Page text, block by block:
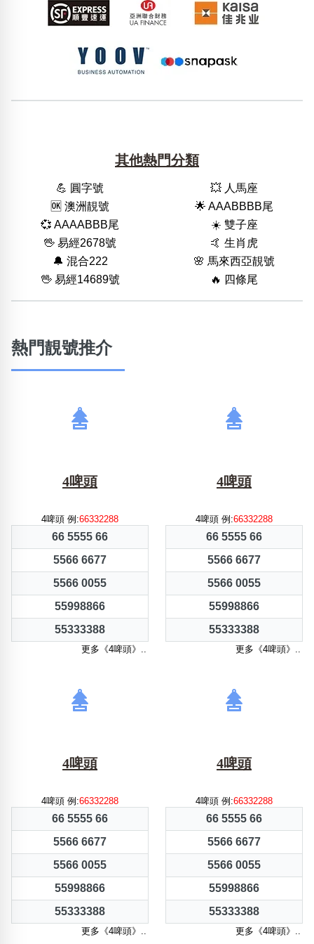
其他熱門分類
💪 圓字號
💥 人馬座
🆗️ 澳洲靚號
🌟 AAABBBB尾
💞 AAAABBB尾
☀️ 雙子座
🖖 易經2678號
🤙 生肖虎
🔔 混合222
🌸 馬來西亞靚號
🖖 易經14689號
🔥 四條尾
熱門靚號推介
4啤頭
4啤頭 例:66332288
66 5555 66
5566 6677
5566 0055
55998866
55333388
更多《4啤頭》..
4啤頭
4啤頭 例:66332288
66 5555 66
5566 6677
5566 0055
55998866
55333388
更多《4啤頭》..
4啤頭
4啤頭 例:66332288
66 5555 66
5566 6677
5566 0055
55998866
55333388
更多《4啤頭》..
4啤頭
4啤頭 例:66332288
66 5555 66
5566 6677
5566 0055
55998866
55333388
更多《4啤頭》..